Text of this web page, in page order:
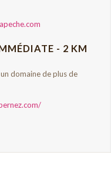
- 2 KM
domaine de plus de